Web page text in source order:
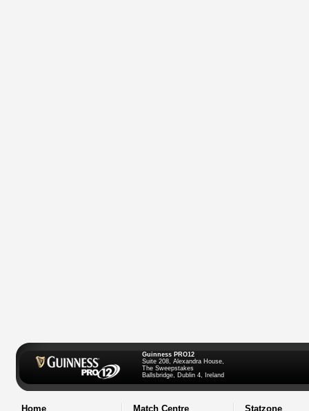
Guinness PRO12
Suite 208, Alexandra House,
The Sweepstakes
Ballsbridge, Dublin 4, Ireland
Home
Match Centre Statzone